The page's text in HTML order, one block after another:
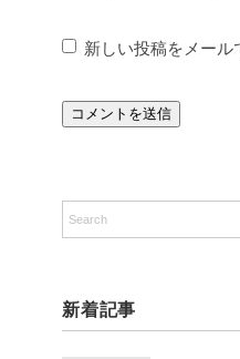
新しい投稿をメール
新着記事